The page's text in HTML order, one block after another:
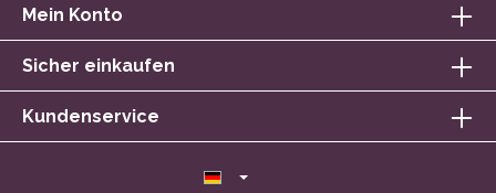
Mein Konto
Sicher einkaufen
Kundenservice